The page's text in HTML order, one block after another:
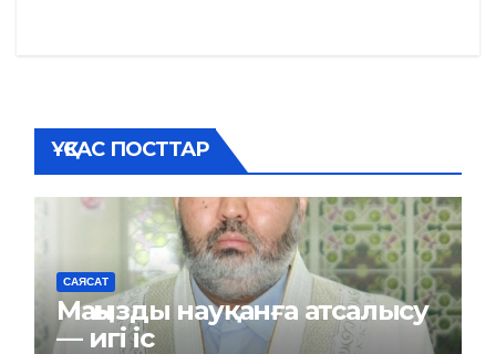
ҰҚСАС ПОСТТАР
САЯСАТ
Маңызды науқанға атсалысу
— игі іс